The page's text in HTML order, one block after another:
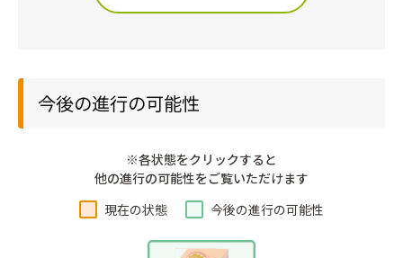
今後の進行の可能性
※各状態をクリックすると
他の進行の可能性をご覧いただけます
現在の状態
今後の進行の可能性